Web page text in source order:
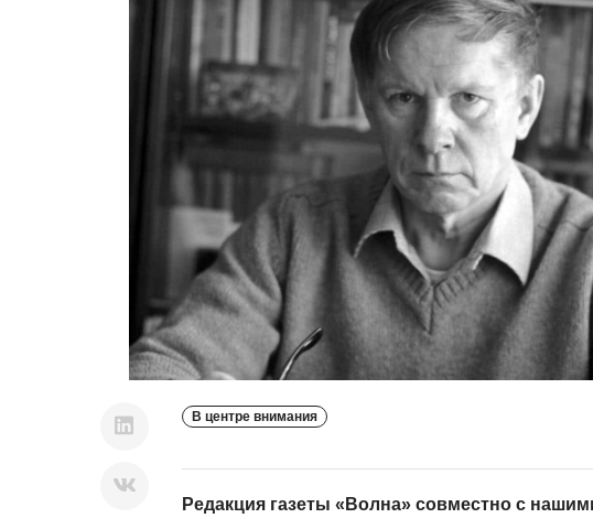
В центре внимания
Редакция газеты «Волна» совместно с